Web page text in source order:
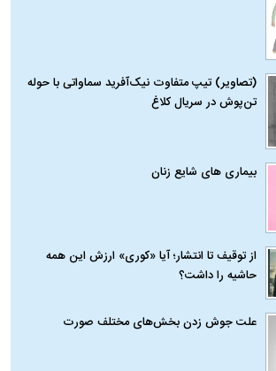
(تصاویر) تیپ متفاوت نیک‌آفرید سماواتی با حوله
تن‌پوش در سریال کلاغ
بیماری‌ های شایع زنان
از توقیف تا انتشار؛ آیا «کوری» ارزش این همه
حاشیه را داشت؟
علت جوش زدن بخش‌های مختلف صورت